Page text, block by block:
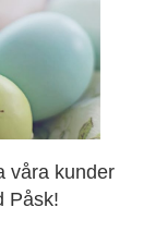
våra kunder
Påsk!